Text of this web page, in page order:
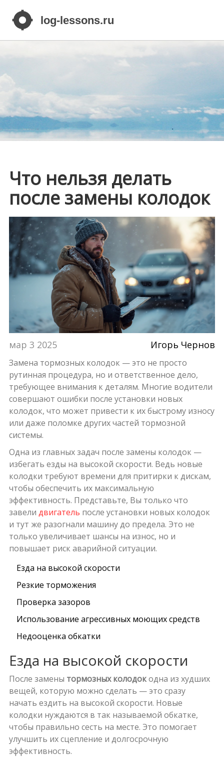
Что нельзя делать
после замены колодок
мар 3 2025 Игорь Чернов
Замена тормозных колодок — это не просто
рутинная процедура, но и ответственное дело,
требующее внимания к деталям. Многие водители
совершают ошибки после установки новых
колодок, что может привести к их быстрому износу
или даже поломке других частей тормозной
системы.
Одна из главных задач после замены колодок —
избегать езды на высокой скорости. Ведь новые
колодки требуют времени для притирки к дискам,
чтобы обеспечить их максимальную
эффективность. Представьте, Вы только что
завели двигатель после установки новых колодок
и тут же разогнали машину до предела. Это не
только увеличивает шансы на износ, но и
повышает риск аварийной ситуации.
Езда на высокой скорости
Резкие торможения
Проверка зазоров
Использование агрессивных моющих средств
Недооценка обкатки
Езда на высокой скорости
После замены тормозных колодокодна из худших
вещей, которую можно сделать — это сразу
начать ездить на высокой скорости. Новые
колодки нуждаются в так называемой обкатке,
чтобы правильно сесть на месте. Это помогает
улучшить их сцепление и долгосрочную
эффективность.